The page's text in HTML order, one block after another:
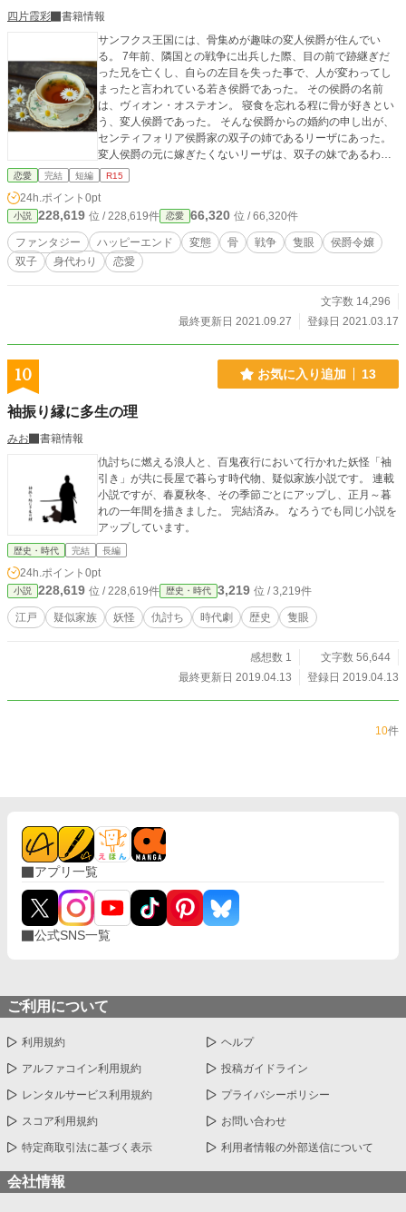
四片霞彩
書籍情報
サンフクス王国には、骨集めが趣味の変人侯爵が住んでい
る。 7年前、隣国との戦争に出兵した際、目の前で跡継ぎだ
った兄を亡くし、自らの左目を失った事で、人が変わってし
まったと言われている若き侯爵であった。 その侯爵の名前
は、ヴィオン・オステオン。 寝食を忘れる程に骨が好きとい
う、変人侯爵であった。 そんな侯爵からの婚約の申し出が、
センティフォリア侯爵家の双子の姉であるリーザにあった。
変人侯爵の元に嫁ぎたくないリーザは、双子の妹であるわた
しーールイーザに、身代わりを頼んできたのだった。 「私じ
様も渋々、納得されると思います」 そうして、わたしはリー
ザとして侯爵家へと向かうことになったのだった。 骨好き変
人侯爵との婚約のためにーー。 ※焼死体の描写があります。
※表紙は、pixabay様よりお借りしています。
恋愛 完結 短編 R15
24h.ポイント 0pt
小説 228,619 位 / 228,619件 恋愛 66,320 位 / 66,320件
ファンタジー ハッピーエンド 変態 骨 戦争 隻眼
侯爵令嬢
双子
身代わり 恋愛
文字数 14,296
最終更新日 2021.09.27
登録日 2021.03.17
10 お気に入り追加 13
袖振り縁に多生の理
みお
書籍情報
仇討ちに燃える浪人と、百鬼夜行において行かれた妖怪「袖
引き」が共に長屋で暮らす時代物、疑似家族小説です。 連載
小説ですが、春夏秋冬、その季節ごとにアップし、正月～暮
れの一年間を描きました。 完結済み。 なろうでも同じ小説を
アップしています。
歴史・時代 完結 長編
24h.ポイント 0pt
小説 228,619 位 / 228,619件 歴史・時代 3,219 位 / 3,219件
江戸 疑似家族 妖怪 仇討ち 時代劇 歴史 隻眼
感想数 1
文字数 56,644
最終更新日 2019.04.13
登録日 2019.04.13
10件
アプリ一覧
公式SNS一覧
ご利用について
利用規約 ヘルプ
アルファコイン利用規約 投稿ガイドライン
レンタルサービス利用規約 プライバシーポリシー
スコア利用規約 お問い合わせ
特定商取引法に基づく表示 利用者情報の外部送信について
会社情報